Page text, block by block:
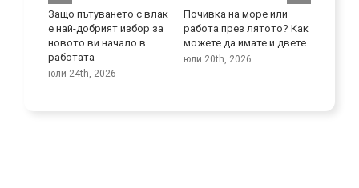
Защо пътуването с влак
е най-добрият избор за
новото ви начало в
работата
юли 24th, 2026
Почивка на море или
работа през лятото? Как
можете да имате и двете
юли 20th, 2026